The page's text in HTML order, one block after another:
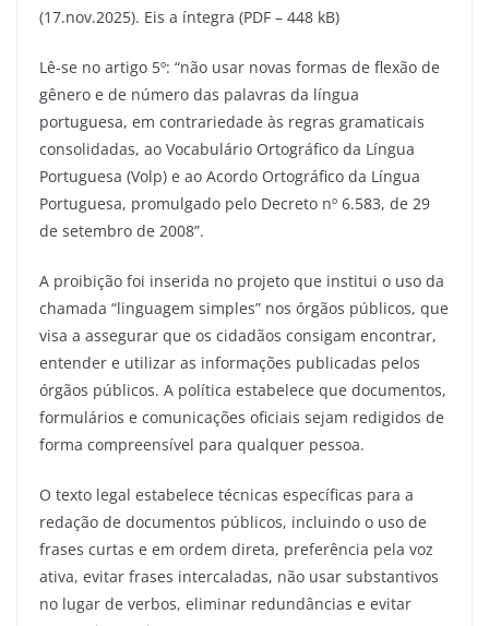
(17.nov.2025). Eis a íntegra (PDF – 448 kB)
Lê-se no artigo 5º: “não usar novas formas de flexão de
gênero e de número das palavras da língua
portuguesa, em contrariedade às regras gramaticais
consolidadas, ao Vocabulário Ortográfico da Língua
Portuguesa (Volp) e ao Acordo Ortográfico da Língua
Portuguesa, promulgado pelo Decreto nº 6.583, de 29
de setembro de 2008”.
A proibição foi inserida no projeto que institui o uso da
chamada “linguagem simples” nos órgãos públicos, que
visa a assegurar que os cidadãos consigam encontrar,
entender e utilizar as informações publicadas pelos
órgãos públicos. A política estabelece que documentos,
formulários e comunicações oficiais sejam redigidos de
forma compreensível para qualquer pessoa.
O texto legal estabelece técnicas específicas para a
redação de documentos públicos, incluindo o uso de
frases curtas e em ordem direta, preferência pela voz
ativa, evitar frases intercaladas, não usar substantivos
no lugar de verbos, eliminar redundâncias e evitar